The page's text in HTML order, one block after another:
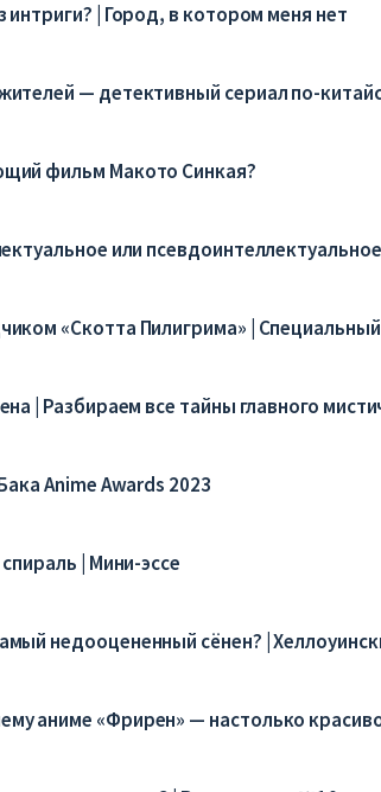
| Город, в котором меня нет
— детективный сериал по-
фильм Макото Синкая?
или
«Скотта Пилигрима» |
| Разбираем все тайны главного
Anime Awards 2023
| Мини-эссе
недооцененный сёнен? |
аниме «Фрирен» — настолько